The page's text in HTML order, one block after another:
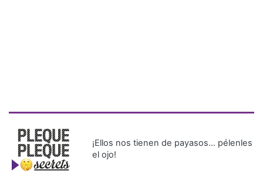
¡Ellos nos tienen de payasos… pélenles
el ojo!